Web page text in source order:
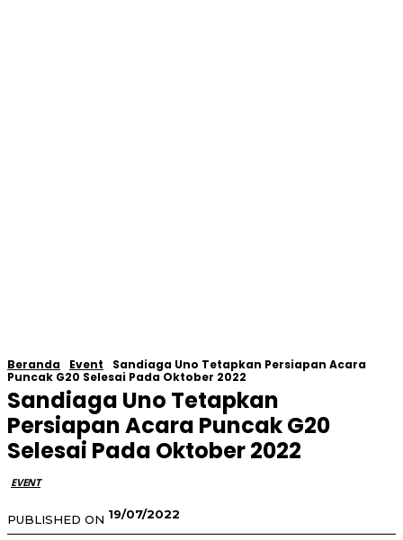
Beranda Event
Sandiaga Uno Tetapkan Persiapan Acara
Puncak G20 Selesai Pada Oktober 2022
Sandiaga Uno Tetapkan
Persiapan Acara Puncak G20
Selesai Pada Oktober 2022
EVENT
PUBLISHED ON 19/07/2022